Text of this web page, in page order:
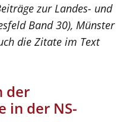
zur Landes- und
Band 30), Münster
die Zitate im Text
der
in der NS-